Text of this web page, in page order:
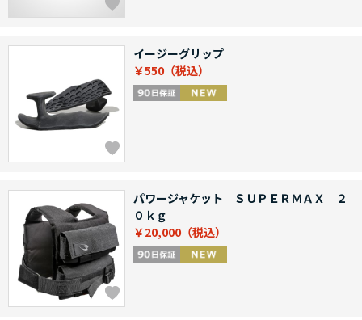
イージーグリップ
￥550
パワージャケット ＳＵＰＥＲＭＡＸ ２
０ｋｇ
￥20,000